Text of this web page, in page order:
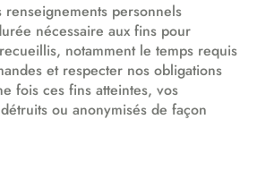
personnels
nécessaire aux fins pour
notamment le temps requis
et respecter nos obligations
fois ces fins atteintes, vos
ou anonymisés de façon